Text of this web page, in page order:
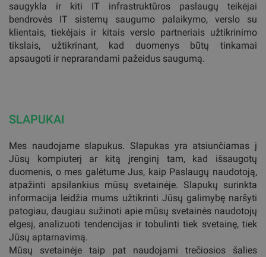
saugykla ir kiti IT infrastruktūros paslaugų teikėjai
bendrovės IT sistemų saugumo palaikymo, verslo su
klientais, tiekėjais ir kitais verslo partneriais užtikrinimo
tikslais, užtikrinant, kad duomenys būtų tinkamai
apsaugoti ir neprarandami pažeidus saugumą.
SLAPUKAI
Mes naudojame slapukus. Slapukas yra atsiunčiamas į
Jūsų kompiuterį ar kitą įrenginį tam, kad išsaugotų
duomenis, o mes galėtume Jus, kaip Paslaugų naudotoją,
atpažinti apsilankius mūsų svetainėje. Slapukų surinkta
informacija leidžia mums užtikrinti Jūsų galimybę naršyti
patogiau, daugiau sužinoti apie mūsų svetainės naudotojų
elgesį, analizuoti tendencijas ir tobulinti tiek svetainę, tiek
Jūsų aptarnavimą.
Mūsų svetainėje taip pat naudojami trečiosios šalies